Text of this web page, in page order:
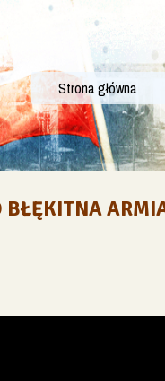
Strona główna